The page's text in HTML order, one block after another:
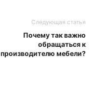
Следующая статья
Почему так важно
обращаться к
производителю мебели?